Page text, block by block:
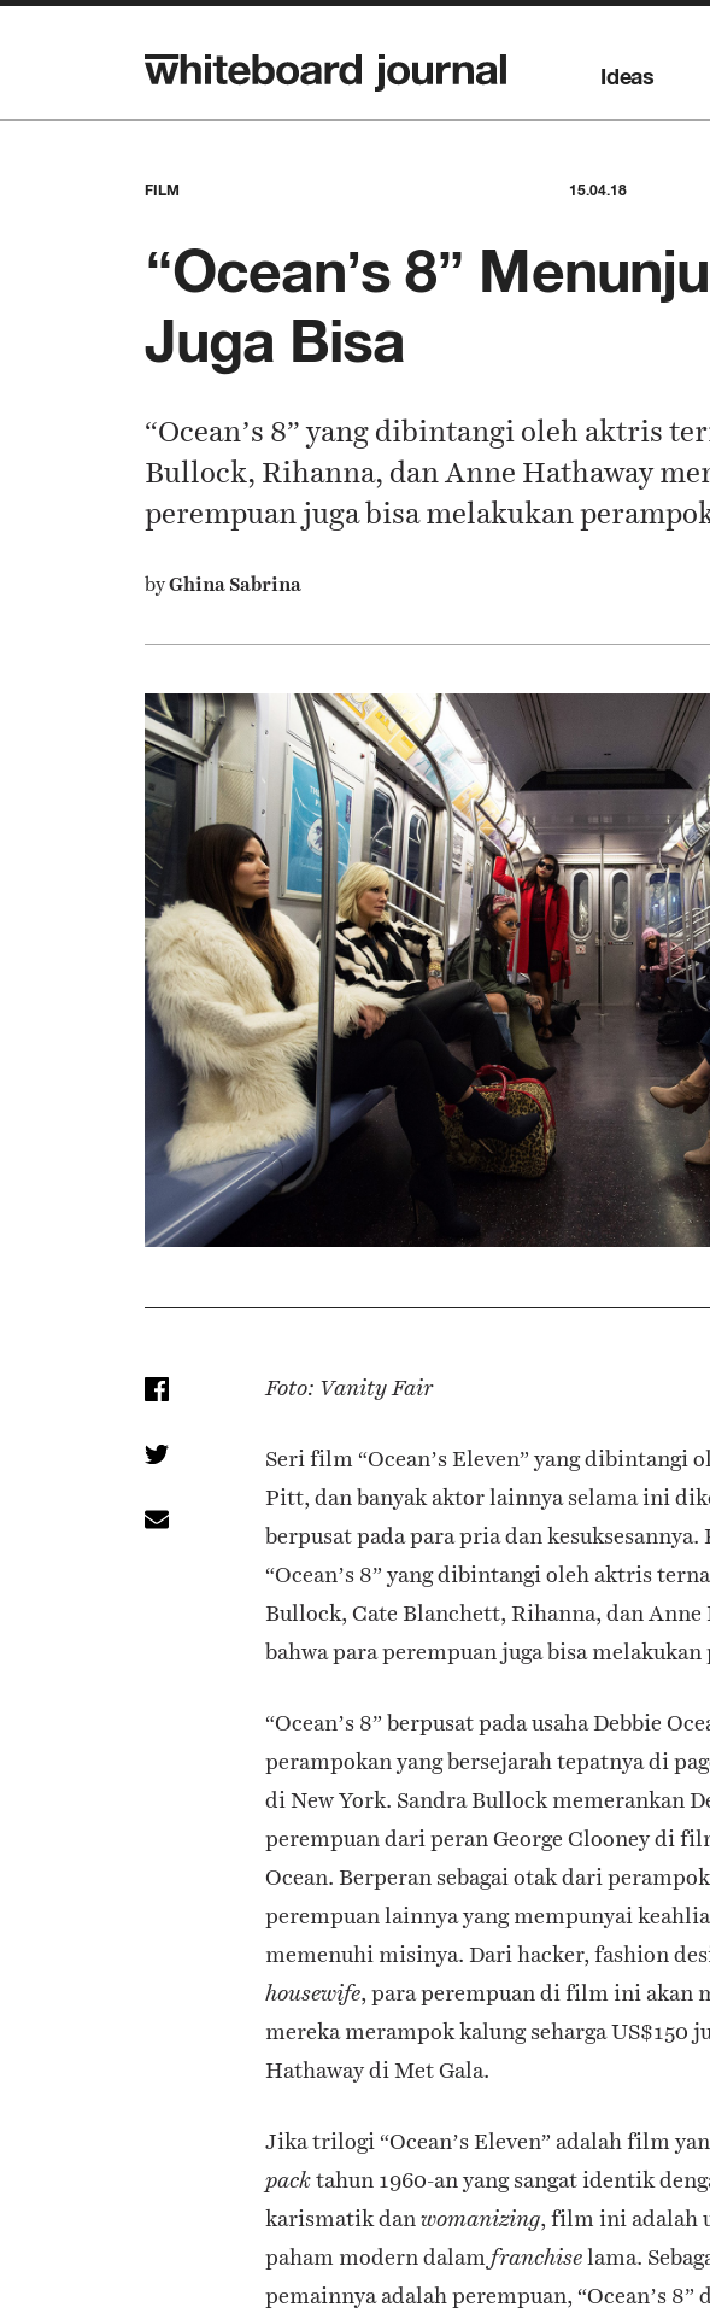
Ideas
FILM 15.04.18
“Ocean’s 8”
Juga Bisa
“Ocean’s 8” yang dibintangi oleh aktris
Bullock, Rihanna, dan Anne Hathaway
perempuan juga bisa melakukan
byGhina Sabrina
Foto: Vanity Fair
Seri film “Ocean’s Eleven” yang dibintangi
Pitt, dan banyak aktor lainnya selama ini
berpusat pada para pria dan
“Ocean’s 8” yang dibintangi oleh aktris
Bullock, Cate Blanchett, Rihanna, dan
bahwa para perempuan juga bisa
“Ocean’s 8” berpusat pada usaha Debbie
perampokan yang bersejarah tepatnya di
di New York. Sandra Bullock memerankan
perempuan dari peran George Clooney di
Ocean. Berperan sebagai otak dari
perempuan lainnya yang mempunyai
memenuhi misinya. Dari hacker, fashion
housewife, para perempuan di film ini akan
mereka merampok kalung seharga US$150
Hathaway di Met Gala.
Jika trilogi “Ocean’s Eleven” adalah film
packtahun 1960-an yang sangat identik
karismatik danwomanizing, film ini adalah
paham modern dalam franchiselama.
pemainnya adalah perempuan, “Ocean’s 8”